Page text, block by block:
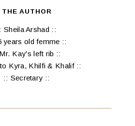
THE AUTHOR
Sheila Arshad ::
years old femme ::
Kay's left rib ::
Kyra, Khilfi & Khalif ::
:: Secretary ::